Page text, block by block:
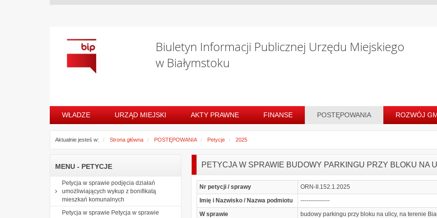
Biuletyn Informacji Publicznej Urzędu Miejskiego
w Białymstoku
WŁADZE URZĄD MIEJSKI AKTY PRAWNE FINANSE POSTĘPOWANIA ROZWÓJ
Aktualnie jesteś w: Strona główna POSTĘPOWANIA Petycje 2025
MENU - PETYCJE
Petycja w sprawie podjęcia działań
umożliwiających wykup z bonifikatą
mieszkań komunalnych
Petycja w sprawie Petycja w sprawie
PETYCJA W SPRAWIE BUDOWY PARKINGU PRZY BLOKU NA
Nr petycji / sprawy
ORN-II.152.1.2025
Imię i Nazwisko / Nazwa podmiotu
---------------
W sprawie
budowy parkingu przy bloku na ulicy, na terenie